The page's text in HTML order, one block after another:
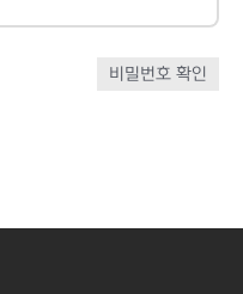
비밀번호 확인